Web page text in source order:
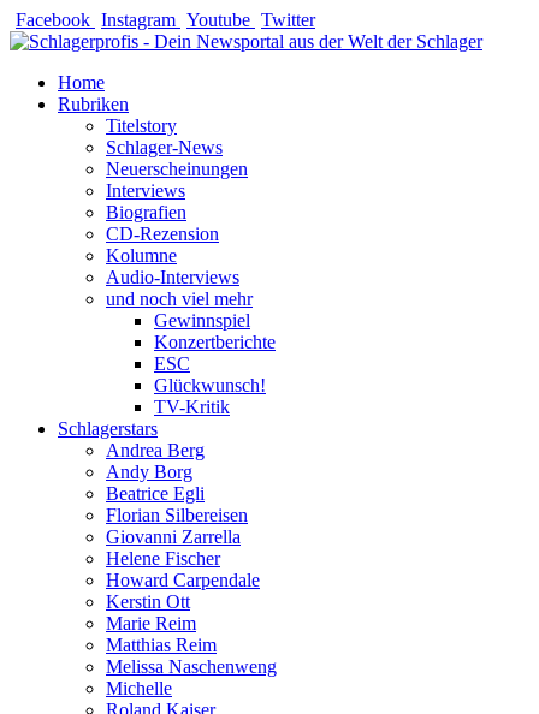
Zum
Inhalt
Facebook Instagram Youtube Twitter
Home
Rubriken
Titelstory
Schlager-News
Neuerscheinungen
Interviews
Biografien
CD-Rezension
Kolumne
Audio-Interviews
und noch viel mehr
Gewinnspiel
Konzertberichte
ESC
Glückwunsch!
TV-Kritik
Schlagerstars
Andrea Berg
Andy Borg
Beatrice Egli
Florian Silbereisen
Giovanni Zarrella
Helene Fischer
Howard Carpendale
Kerstin Ott
Marie Reim
Matthias Reim
Melissa Naschenweng
Michelle
Roland Kaiser